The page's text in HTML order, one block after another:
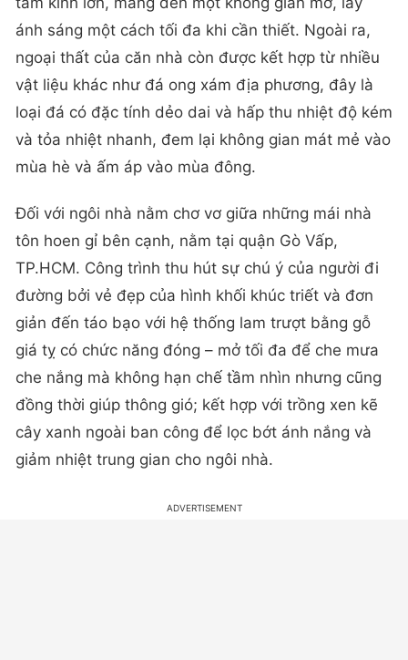
tấm kính lớn, mang đến một không gian mở, lấy
ánh sáng một cách tối đa khi cần thiết. Ngoài ra,
ngoại thất của căn nhà còn được kết hợp từ nhiều
vật liệu khác như đá ong xám địa phương, đây là
loại đá có đặc tính dẻo dai và hấp thu nhiệt độ kém
và tỏa nhiệt nhanh, đem lại không gian mát mẻ vào
mùa hè và ấm áp vào mùa đông.
Đối với ngôi nhà nằm chơ vơ giữa những mái nhà
tôn hoen gỉ bên cạnh, nằm tại quận Gò Vấp,
TP.HCM. Công trình thu hút sự chú ý của người đi
đường bởi vẻ đẹp của hình khối khúc triết và đơn
giản đến táo bạo với hệ thống lam trượt bằng gỗ
giá tỵ có chức năng đóng – mở tối đa để che mưa
che nắng mà không hạn chế tầm nhìn nhưng cũng
đồng thời giúp thông gió; kết hợp với trồng xen kẽ
cây xanh ngoài ban công để lọc bớt ánh nắng và
giảm nhiệt trung gian cho ngôi nhà.